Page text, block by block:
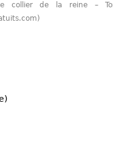
collier de la reine –